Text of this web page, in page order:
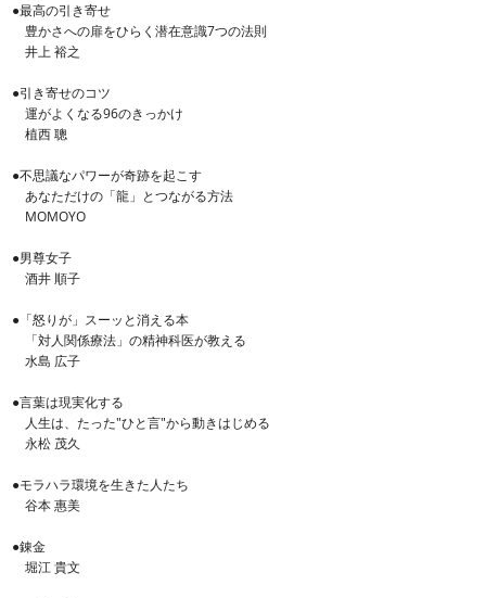
●最高の引き寄せ
豊かさへの扉をひらく潜在意識7つの法則
井上 裕之
●引き寄せのコツ
運がよくなる96のきっかけ
植西 聰
●不思議なパワーが奇跡を起こす
あなただけの「龍」とつながる方法
MOMOYO
●男尊女子
酒井 順子
●「怒りが」スーッと消える本
「対人関係療法」の精神科医が教える
水島 広子
●言葉は現実化する
人生は、たった"ひと言"から動きはじめる
永松 茂久
●モラハラ環境を生きた人たち
谷本 惠美
●錬金
堀江 貴文